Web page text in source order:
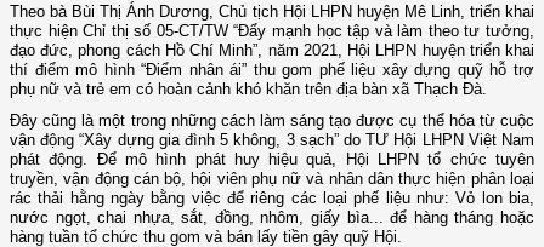
Theo bà Bùi Thị Ánh Dương, Chủ tịch Hội LHPN huyện Mê Linh, triển khai
thực hiện Chỉ thị số 05-CT/TW “Đẩy mạnh học tập và làm theo tư tưởng,
đạo đức, phong cách Hồ Chí Minh”, năm 2021, Hội LHPN huyện triển khai
thí điểm mô hình “Điểm nhân ái” thu gom phế liệu xây dựng quỹ hỗ trợ
phụ nữ và trẻ em có hoàn cảnh khó khăn trên địa bàn xã Thạch Đà.
Đây cũng là một trong những cách làm sáng tạo được cụ thể hóa từ cuộc
vận động “Xây dựng gia đình 5 không, 3 sạch” do TƯ Hội LHPN Việt Nam
phát động. Để mô hình phát huy hiệu quả, Hội LHPN tổ chức tuyên
truyền, vận động cán bộ, hội viên phụ nữ và nhân dân thực hiện phân loại
rác thải hằng ngày bằng việc để riêng các loại phế liệu như: Vỏ lon bia,
nước ngọt, chai nhựa, sắt, đồng, nhôm, giấy bìa... để hàng tháng hoặc
hàng tuần tổ chức thu gom và bán lấy tiền gây quỹ Hội.